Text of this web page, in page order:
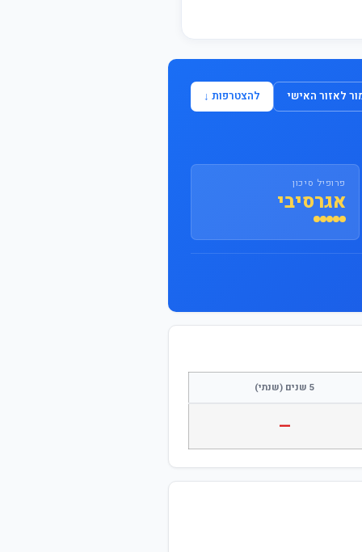
לאזור האישי להצטרפות ↓
פרופיל סיכון
אגרסיבי
5 שנים (שנתי)
—